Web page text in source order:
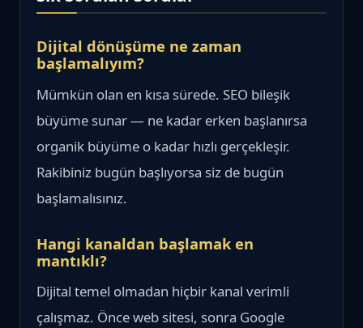
Dijital dönüşüme ne zaman
başlamalıyım?
Mümkün olan en kısa sürede. SEO bileşik
büyüme sunar — ne kadar erken başlanırsa
organik büyüme o kadar hızlı gerçekleşir.
Rakibiniz bugün başlıyorsa siz de bugün
başlamalısınız.
Hangi kanaldan başlamak en
mantıklı?
Dijital temel olmadan hiçbir kanal verimli
çalışmaz. Önce web sitesi, sonra Google